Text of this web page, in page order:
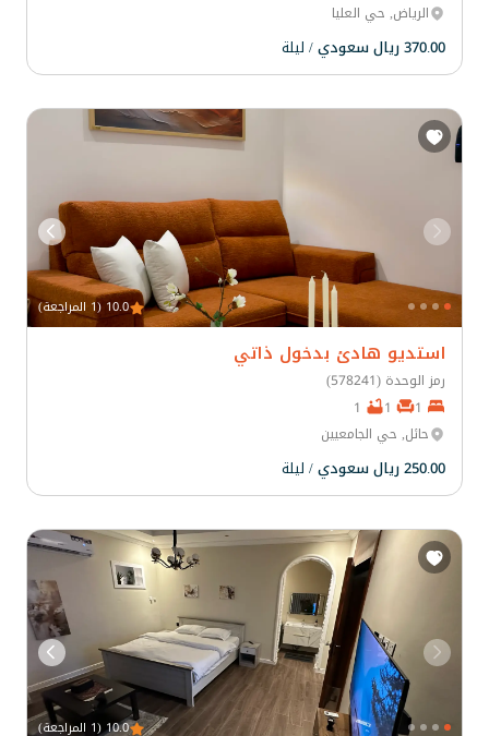
الرياض, حي العليا
370.00 ريال سعودي / ليلة
10.0 (1 المراجعة)
استديو هادئ بدخول ذاتي
رمز الوحدة (578241)
حائل, حي الجامعيين
250.00 ريال سعودي / ليلة
10.0 (1 المراجعة)